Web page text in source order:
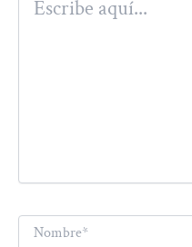
aquí...
Nombre*